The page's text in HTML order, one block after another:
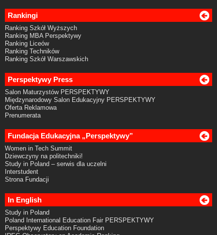
Rankingi
Ranking Szkół Wyższych
Ranking MBA Perspektywy
Ranking Liceów
Ranking Techników
Ranking Szkół Warszawskich
Perspektywy Press
Salon Maturzystów PERSPEKTYWY
Międzynarodowy Salon Edukacyjny PERSPEKTYWY
Oferta Reklamowa
Prenumerata
Fundacja Edukacyjna „Perspektywy”
Women in Tech Summit
Dziewczyny na politechniki!
Study in Poland – serwis dla uczelni
Interstudent
Strona Fundacji
In English
Study in Poland
Poland International Education Fair PERSPEKTYWY
Perspektywy Education Foundation